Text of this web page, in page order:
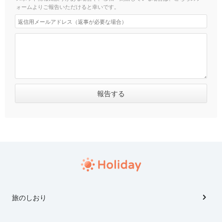
ォームよりご報告いただけると幸いです。
旅のしおり